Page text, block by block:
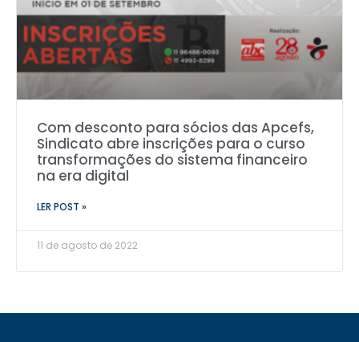
Com desconto para sócios das Apcefs,
Sindicato abre inscrições para o curso
transformações do sistema financeiro
na era digital
LER POST »
11 de agosto de 2022